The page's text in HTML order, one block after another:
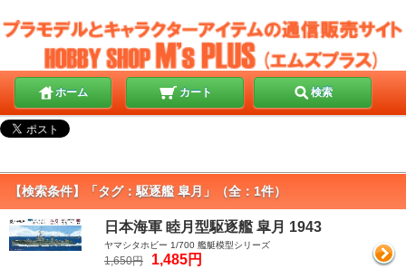
ホーム カート 検索
【検索条件】「タグ：駆逐艦 皐月」（全：1件）
日本海軍 睦月型駆逐艦 皐月 1943
ヤマシタホビー 1/700 艦艇模型シリーズ
1,650円 1,485円